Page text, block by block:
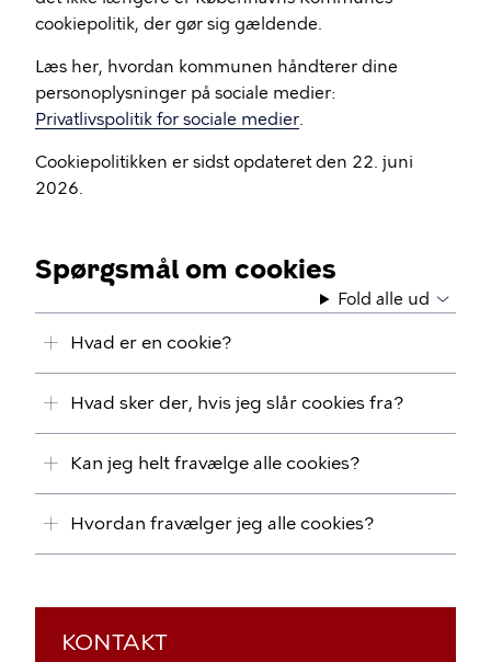
cookiepolitik, der gør sig gældende.
Læs her, hvordan kommunen håndterer dine
personoplysninger på sociale medier:
Privatlivspolitik for sociale medier.
Cookiepolitikken er sidst opdateret den 22. juni
2026.
Spørgsmål om cookies
Fold alle ud
Hvad er en cookie?
Hvad sker der, hvis jeg slår cookies fra?
Kan jeg helt fravælge alle cookies?
Hvordan fravælger jeg alle cookies?
KONTAKT